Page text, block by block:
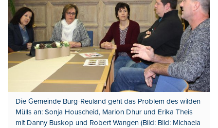
Die Gemeinde Burg-Reuland geht das Problem des wilden
Mülls an: Sonja Houscheid, Marion Dhur und Erika Theis
mit Danny Buskop und Robert Wangen (Bild: Bild: Michaela